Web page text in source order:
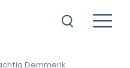
Demmerik